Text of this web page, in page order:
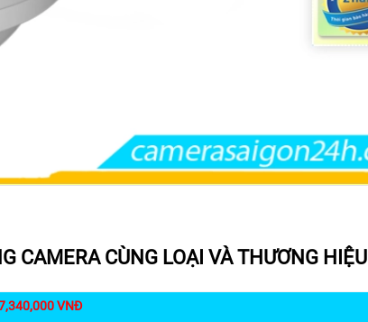
CAMERA CÙNG LOẠI VÀ THƯƠNG HIỆU
VNĐ